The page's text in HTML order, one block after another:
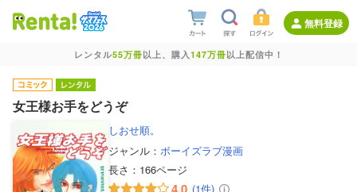
無料登録
レンタル55万冊以上、購入147万冊以上配信中！
女王様お手をどうぞ
しおせ順。
ジャンル： ボーイズラブ漫画
長さ： 166ページ
4.0 (1件)